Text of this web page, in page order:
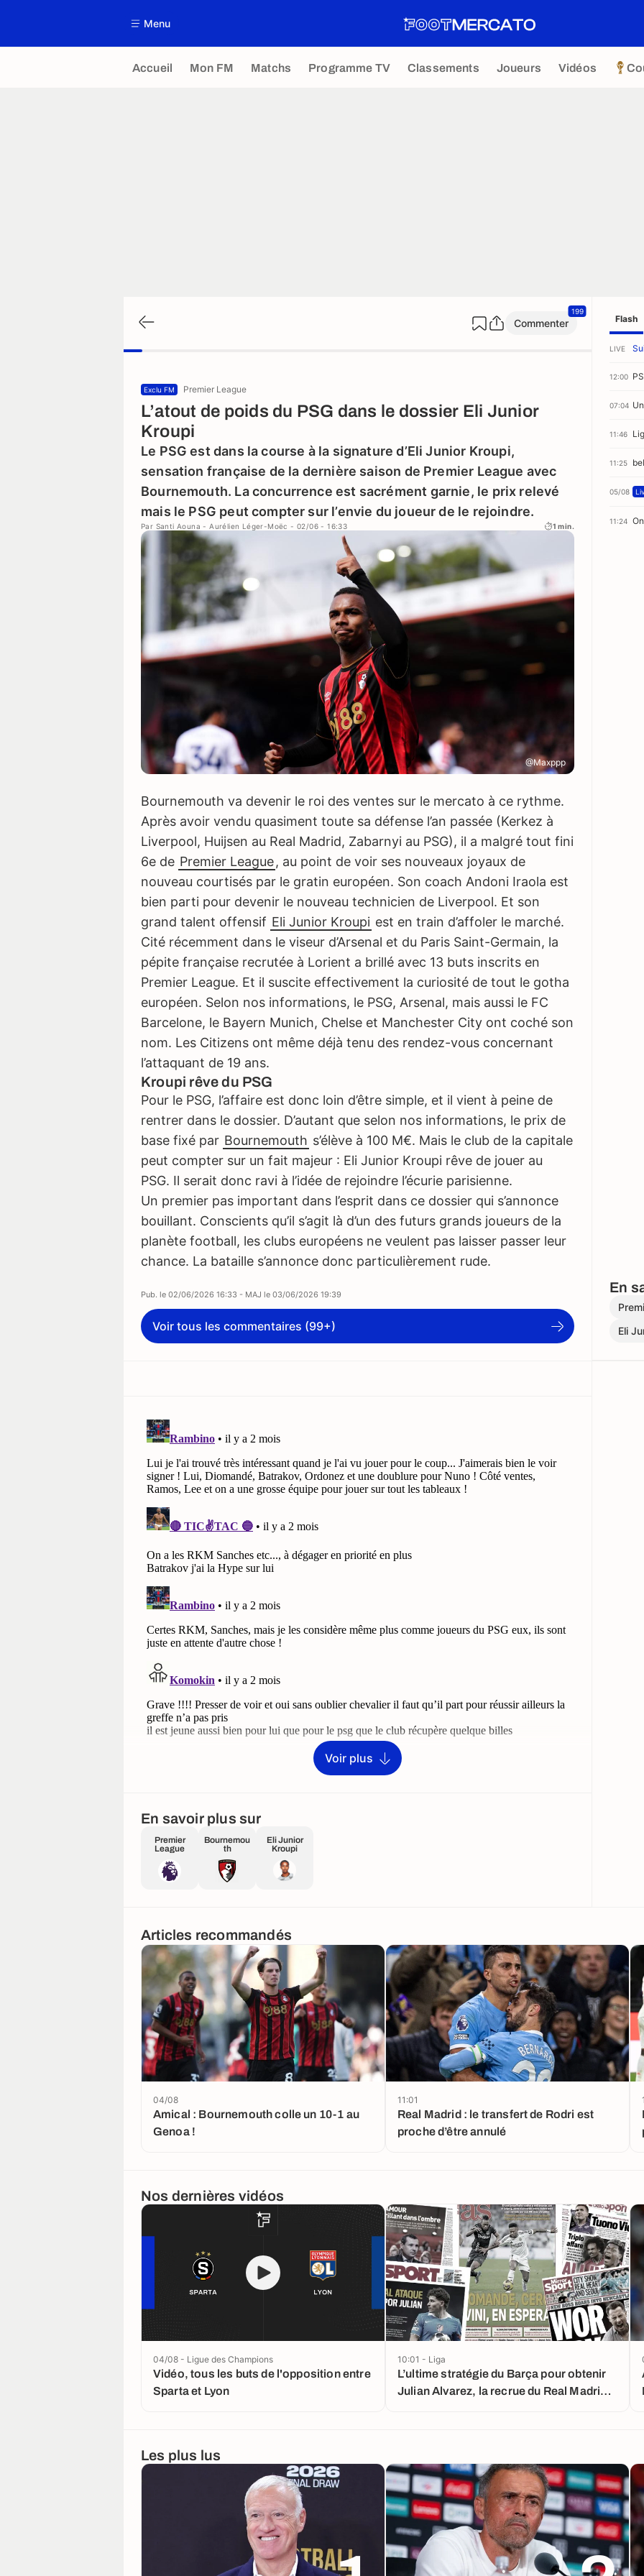
Menu
Accueil Mon FM Matchs Programme TV Classements Joueurs Vidéos
Commenter
199
Exclu FM Premier League
L’atout de poids du PSG dans le dossier Eli Junior
Kroupi
Le PSG est dans la course à la signature d’Eli Junior Kroupi,
sensation française de la dernière saison de Premier League avec
Bournemouth. La concurrence est sacrément garnie, le prix relevé
mais le PSG peut compter sur l’envie du joueur de le rejoindre.
Par Santi Aouna -Aurélien Léger-Moëc - 02/06 - 16:33 1 min.
@Maxppp
Bournemouth va devenir le roi des ventes sur le mercato à ce rythme.
Après avoir vendu quasiment toute sa défense l’an passée (Kerkez à
Liverpool, Huijsen au Real Madrid, Zabarnyi au PSG), il a malgré tout fini
6e de Premier League, au point de voir ses nouveaux joyaux de
nouveau courtisés par le gratin européen. Son coach Andoni Iraola est
bien parti pour devenir le nouveau technicien de Liverpool. Et son
grand talent offensif Eli Junior Kroupi est en train d’affoler le marché.
Cité récemment dans le viseur d’Arsenal et du Paris Saint-Germain, la
pépite française recrutée à Lorient a brillé avec 13 buts inscrits en
Premier League. Et il suscite effectivement la curiosité de tout le gotha
européen. Selon nos informations, le PSG, Arsenal, mais aussi le FC
Barcelone, le Bayern Munich, Chelse et Manchester City ont coché son
nom. Les Citizens ont même déjà tenu des rendez-vous concernant
l’attaquant de 19 ans.
Kroupi rêve du PSG
Pour le PSG, l’affaire est donc loin d’être simple, et il vient à peine de
rentrer dans le dossier. D’autant que selon nos informations, le prix de
base fixé par Bournemouth s’élève à 100 M€. Mais le club de la capitale
peut compter sur un fait majeur : Eli Junior Kroupi rêve de jouer au
PSG. Il serait donc ravi à l’idée de rejoindre l’écurie parisienne.
Un premier pas important dans l’esprit dans ce dossier qui s’annonce
bouillant. Conscients qu’il s’agit là d’un des futurs grands joueurs de la
planète football, les clubs européens ne veulent pas laisser passer leur
chance. La bataille s’annonce donc particulièrement rude.
Pub. le 02/06/2026 16:33 - MAJ le 03/06/2026 19:39
Voir tous les commentaires (99+)
Flash
LIVE
12:00
07:04
11:46
11:25
05/08
11:24
En
Eli
Voir plus
En savoir plus sur
Premier
League
Bournemou
th
Eli Junior
Kroupi
Articles recommandés
Amical : Bournemouth colle un 10-1 au
Genoa !
04/08
Real Madrid : le transfert de Rodri est
proche d’être annulé
11:01
Nos dernières vidéos
Vidéo, tous les buts de l'opposition entre
Sparta et Lyon
04/08 - Ligue des Champions
L’ultime stratégie du Barça pour obtenir
Julian Alvarez, la recrue du Real Madrid
10:01 - Liga
Les plus lus